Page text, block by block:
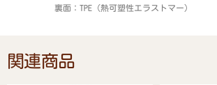
裏面：TPE（熱可塑性エラストマー）
関連商品